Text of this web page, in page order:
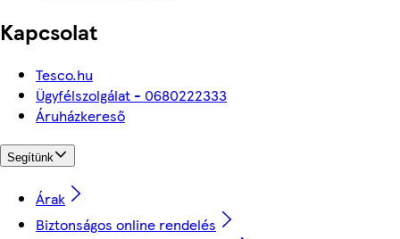
Kapcsolat
Tesco.hu
Ügyfélszolgálat - 0680222333
Áruházkereső
Segítünk
Árak
Biztonságos online rendelés